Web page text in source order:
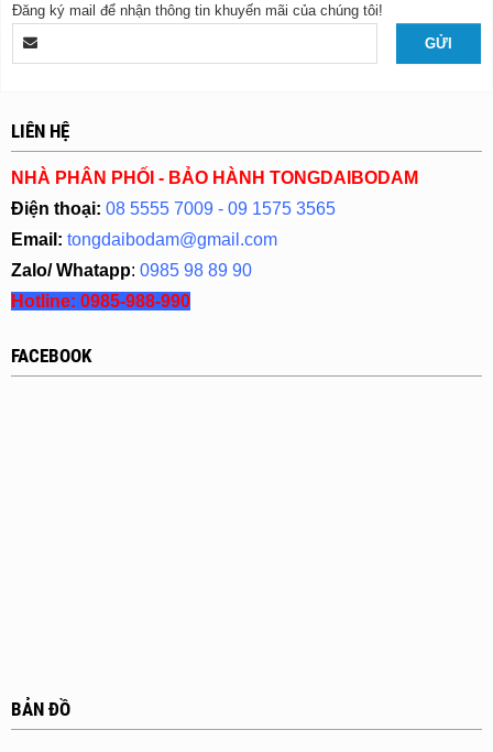
Đăng ký mail để nhận thông tin khuyến mãi của chúng tôi!
LIÊN HỆ
NHÀ PHÂN PHỐI - BẢO HÀNH TONGDAIBODAM
Điện thoại: 08 5555 7009 - 09 1575 3565
Email: tongdaibodam@gmail.com
Zalo/ Whatapp: 0985 98 89 90
Hotline: 0985-988-990
FACEBOOK
BẢN ĐỒ